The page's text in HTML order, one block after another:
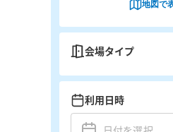
地図で
会場タイプ
利用日時